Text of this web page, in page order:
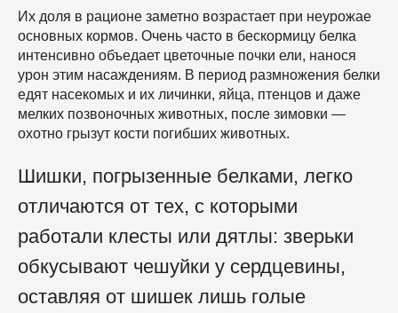
Их доля в рационе заметно возрастает при неурожае
основных кормов. Очень часто в бескормицу белка
интенсивно объедает цветочные почки ели, нанося
урон этим насаждениям. В период размножения белки
едят насекомых и их личинки, яйца, птенцов и даже
мелких позвоночных животных, после зимовки —
охотно грызут кости погибших животных.
Шишки, погрызенные белками, легко
отличаются от тех, с которыми
работали клесты или дятлы: зверьки
обкусывают чешуйки у сердцевины,
оставляя от шишек лишь голые